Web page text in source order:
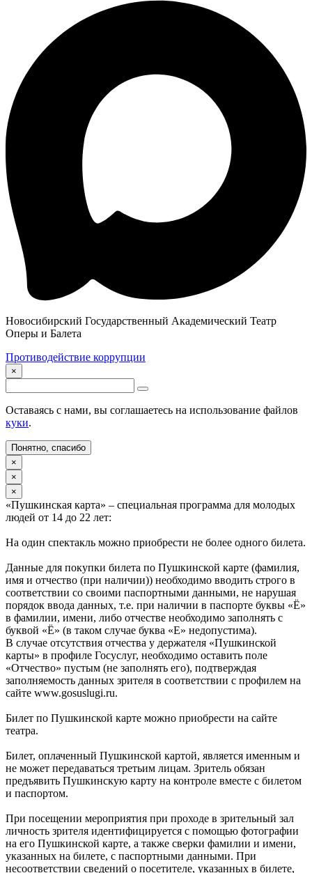
Новосибирский Государственный Академический Театр
Оперы и Балета
Противодействие коррупции
×
Оставаясь с нами, вы соглашаетесь на использование файлов
куки.
Понятно, спасибо
×
×
×
«Пушкинская карта» – специальная программа для молодых
людей от 14 до 22 лет:
На один спектакль можно приобрести не более одного билета.
Данные для покупки билета по Пушкинской карте (фамилия,
имя и отчество (при наличии)) необходимо вводить строго в
соответствии со своими паспортными данными, не нарушая
порядок ввода данных, т.е. при наличии в паспорте буквы «Ё»
в фамилии, имени, либо отчестве необходимо заполнять с
буквой «Ё» (в таком случае буква «Е» недопустима).
В случае отсутствия отчества у держателя «Пушкинской
карты» в профиле Госуслуг, необходимо оставить поле
«Отчество» пустым (не заполнять его), подтверждая
заполняемость данных зрителя в соответствии с профилем на
сайте www.gosuslugi.ru.
Билет по Пушкинской карте можно приобрести на сайте
театра.
Билет, оплаченный Пушкинской картой, является именным и
не может передаваться третьим лицам. Зритель обязан
предъявить Пушкинскую карту на контроле вместе с билетом
и паспортом.
При посещении мероприятия при проходе в зрительный зал
личность зрителя идентифицируется с помощью фотографии
на его Пушкинской карте, а также сверки фамилии и имени,
указанных на билете, с паспортными данными. При
несоответствии сведений о посетителе, указанных в билете,